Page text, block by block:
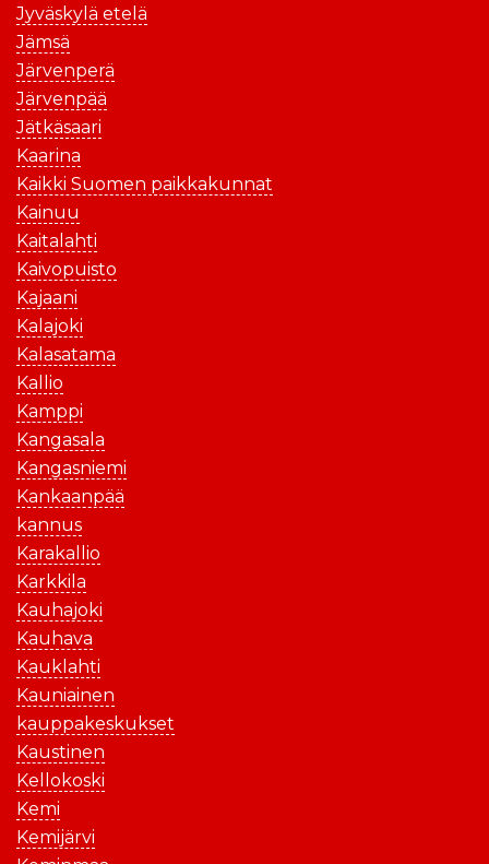
Jyväskylä etelä
Jämsä
Järvenperä
Järvenpää
Jätkäsaari
Kaarina
Kaikki Suomen paikkakunnat
Kainuu
Kaitalahti
Kaivopuisto
Kajaani
Kalajoki
Kalasatama
Kallio
Kamppi
Kangasala
Kangasniemi
Kankaanpää
kannus
Karakallio
Karkkila
Kauhajoki
Kauhava
Kauklahti
Kauniainen
kauppakeskukset
Kaustinen
Kellokoski
Kemi
Kemijärvi